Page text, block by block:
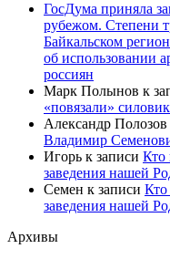
ГосДума приняла
рубежом. Степени
Байкальском
об использовании
россиян
Марк Полынов к
«повязали»
Александр Полозов
Владимир
Игорь к записи Кто
заведения нашей
Семен к записи Кто
заведения нашей
Архивы